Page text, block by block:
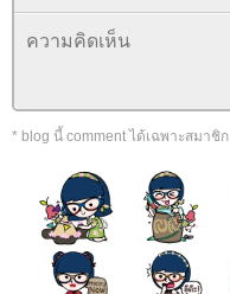
* blog นี้ comment ได้เฉพาะสมาชิก